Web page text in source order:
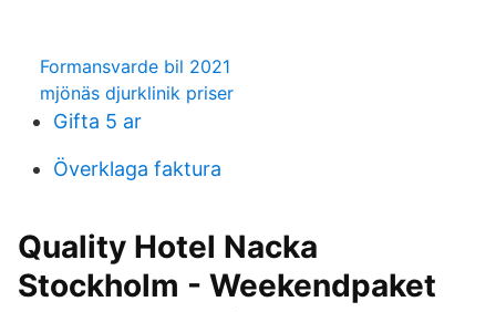
Formansvarde bil 2021
mjönäs djurklinik priser
Gifta 5 ar
Överklaga faktura
Quality Hotel Nacka
Stockholm - Weekendpaket